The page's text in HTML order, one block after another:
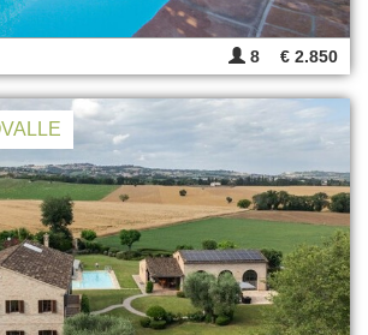
8 € 2.850